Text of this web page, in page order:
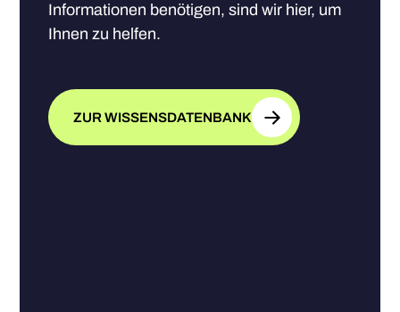
Informationen benötigen, sind wir hier, um
Ihnen zu helfen.
ZUR WISSENSDATENBANK